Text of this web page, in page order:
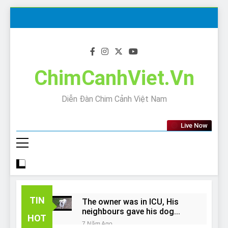
ChimCanhViet.Vn
Diễn Đàn Chim Cảnh Việt Nam
Live Now
TIN
HOT
The owner was in ICU, His
neighbours gave his dog
away!
7 Năm Ago